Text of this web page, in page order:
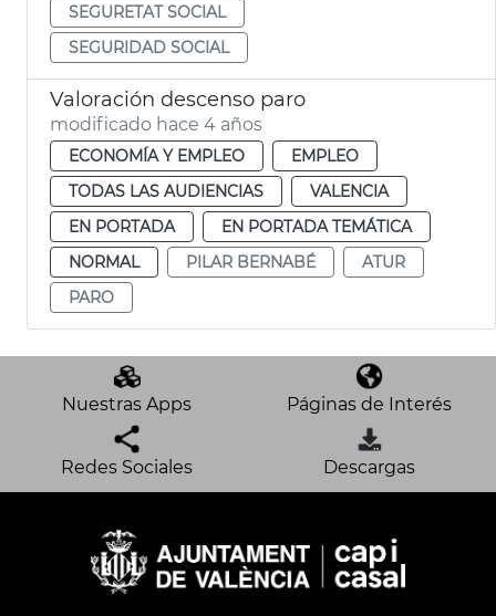
SEGURETAT SOCIAL
SEGURIDAD SOCIAL
Valoración descenso paro
modificado hace 4 años
ECONOMÍA Y EMPLEO
EMPLEO
TODAS LAS AUDIENCIAS
VALENCIA
EN PORTADA
EN PORTADA TEMÁTICA
NORMAL
PILAR BERNABÉ
ATUR
PARO
Nuestras Apps Páginas de Interés
Redes Sociales Descargas